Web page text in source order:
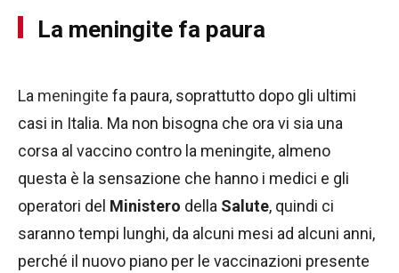
La meningite fa paura
La meningite fa paura, soprattutto dopo gli ultimi
casi in Italia. Ma non bisogna che ora vi sia una
corsa al vaccino contro la meningite, almeno
questa è la sensazione che hanno i medici e gli
operatori del Ministero della Salute, quindi ci
saranno tempi lunghi, da alcuni mesi ad alcuni anni,
perché il nuovo piano per le vaccinazioni presente